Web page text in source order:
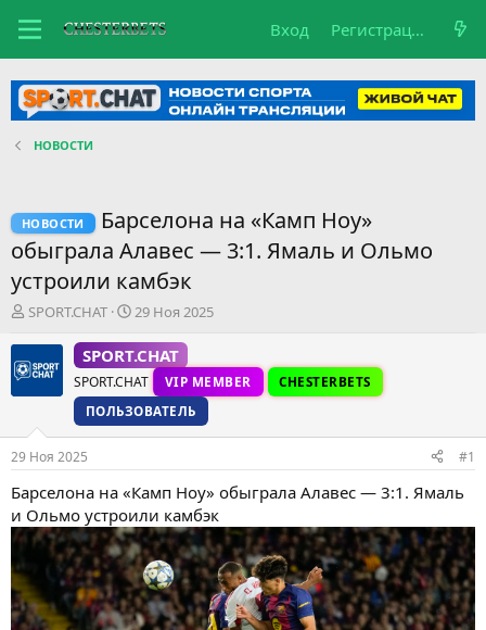
Вход Регистрация
НОВОСТИ
НОВОСТИ
Барселона на «Камп Ноу»
обыграла Алавес — 3:1. Ямаль и Ольмо
устроили камбэк
А
т
о
е
м
ы
SPORT.CHAT
Д
т
а
н
а
ч
л
а
29 Ноя 2025
SPORT.CHAT
SPORT.CHAT VIP MEMBER
CHESTERBETS
ПОЛЬЗОВАТЕЛЬ
29 Ноя 2025 #1
Барселона на «Камп Ноу» обыграла Алавес — 3:1. Ямаль
и Ольмо устроили камбэк